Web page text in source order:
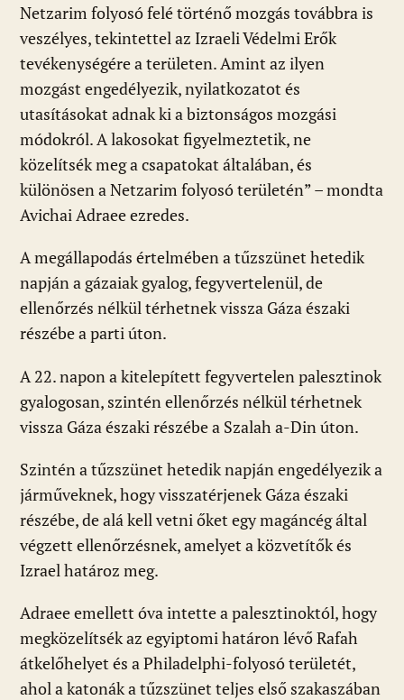
Netzarim folyosó felé történő mozgás továbbra is
veszélyes, tekintettel az Izraeli Védelmi Erők
tevékenységére a területen. Amint az ilyen
mozgást engedélyezik, nyilatkozatot és
utasításokat adnak ki a biztonságos mozgási
módokról. A lakosokat figyelmeztetik, ne
közelítsék meg a csapatokat általában, és
különösen a Netzarim folyosó területén” – mondta
Avichai Adraee ezredes.
A megállapodás értelmében a tűzszünet hetedik
napján a gázaiak gyalog, fegyvertelenül, de
ellenőrzés nélkül térhetnek vissza Gáza északi
részébe a parti úton.
A 22. napon a kitelepített fegyvertelen palesztinok
gyalogosan, szintén ellenőrzés nélkül térhetnek
vissza Gáza északi részébe a Szalah a-Din úton.
Szintén a tűzszünet hetedik napján engedélyezik a
járműveknek, hogy visszatérjenek Gáza északi
részébe, de alá kell vetni őket egy magáncég által
végzett ellenőrzésnek, amelyet a közvetítők és
Izrael határoz meg.
Adraee emellett óva intette a palesztinoktól, hogy
megközelítsék az egyiptomi határon lévő Rafah
átkelőhelyet és a Philadelphi-folyosó területét,
ahol a katonák a tűzszünet teljes első szakaszában